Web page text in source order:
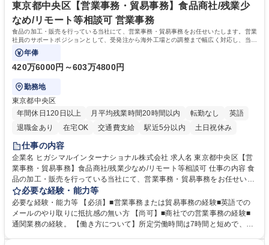
社員から頼られる存在になることができます。平均19:30の退勤以降の業
務の持ち帰りも禁止されており、メリハリのある働き方となります。 学
歴・資格 学歴：大学院 大学 高専 短大 語学力： 資格：
東京都中央区【営業事務・貿易事務】食品商社/残業少
なめ/リモート等相談可 営業事務
食品の加工・販売を行っている当社にて、営業事務・貿易事務をお任せいたします。営業
社員のサポートポジションとして、受発注から海外工場との調整まで幅広く対応し、当社
事業の根幹を支えていただきます。
年俸
420万6000円～603万4800円
勤務地
東京都中央区
年間休日120日以上
月平均残業時間20時間以内 転勤なし
英語
退職金あり
在宅OK 交通費支給 駅近5分以内 土日祝休み
仕事の内容
企業名 ヒガシマルインターナショナル株式会社 求人名 東京都中央区【営
業事務・貿易事務】食品商社/残業少なめ/リモート等相談可 仕事の内容 食
品の加工・販売を行っている当社にて、営業事務・貿易事務をお任せいた
します。営業社員のサポートポジションとして、受発注から海外工場との
調整まで幅広く対応し、当社事業の根幹を支えていただきます。 ■受発注
業務、請求書発行 ■海外工場とのスケジュール調整 ■在庫管理 ■輸入書類
の確認・作成 ■配送手配 ■通関業者を通して行う輸出入業全般 ■倉庫との
必要な経験・能力等
必要な経験・能力等 【必須】■営業事務または貿易事務の経験■英語での
メールのやり取りに抵抗感の無い方 【尚可】■商社での営業事務の経験■
通関業務の経験。 【働き方について】所定労働時間は7時間と短めで、残